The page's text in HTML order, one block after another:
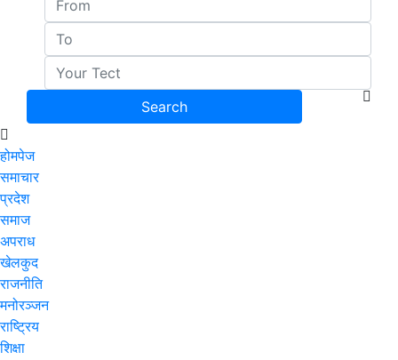
होमपेज
समाचार
प्रदेश
समाज
अपराध
खेलकुद
राजनीति
मनोरञ्जन
राष्ट्रिय
शिक्षा